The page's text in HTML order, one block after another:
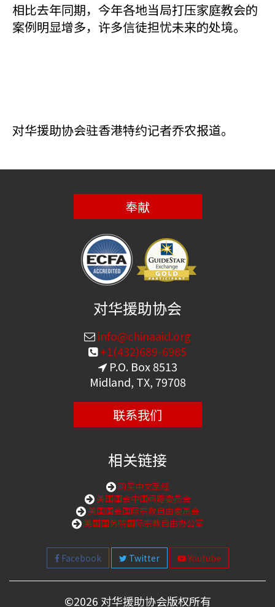
相比去年同期，今年各地当局打压家庭教会的
案例明显增多，许多信徒担忧未来的处境。
对华援助协会驻香港特约记者乔农报道。
奉献
对华援助协会
info@chinaaid.org
+1(432)689-6985
P.O. Box 8513
Midland, TX, 79708
联系我们
相关链接
购买中文圣经
美国国会中国问题委员会
美国国会国际宗教自由委员会
美国国务院国际宗教自由办公室
Facebook Twitter Youtube
©2026 对华援助协会版权所有